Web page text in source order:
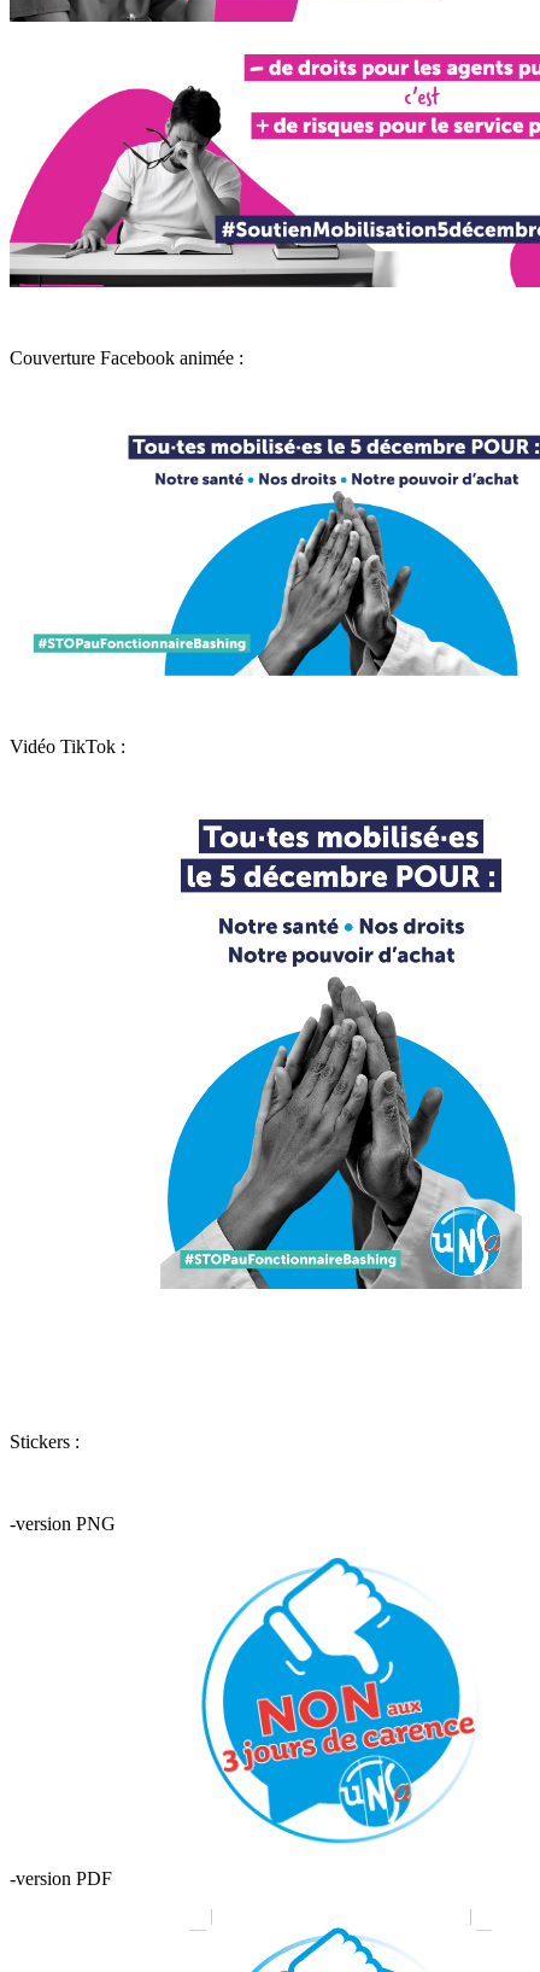
Couverture Facebook animée :
Vidéo TikTok :
Stickers :
-version PNG
-version PDF